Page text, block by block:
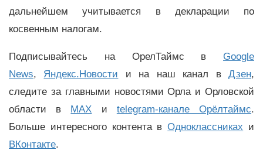
дальнейшем учитывается в декларации по
косвенным налогам.
Подписывайтесь на ОрелТаймс в Google
News, Яндекс.Новости и на наш канал вДзен,
следите за главными новостями Орла и Орловской
области в MAX и telegram-канале Орёлтаймс.
Больше интересного контента вОдноклассниках и
ВКонтакте.